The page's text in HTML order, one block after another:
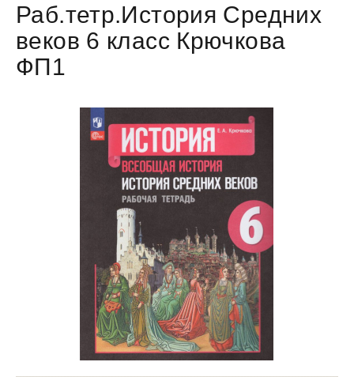
Раб.тетр.История Средних
веков 6 класс Крючкова
ФП1